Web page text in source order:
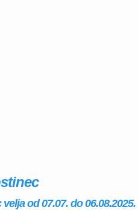
od 07.07. do 06.08.2025.